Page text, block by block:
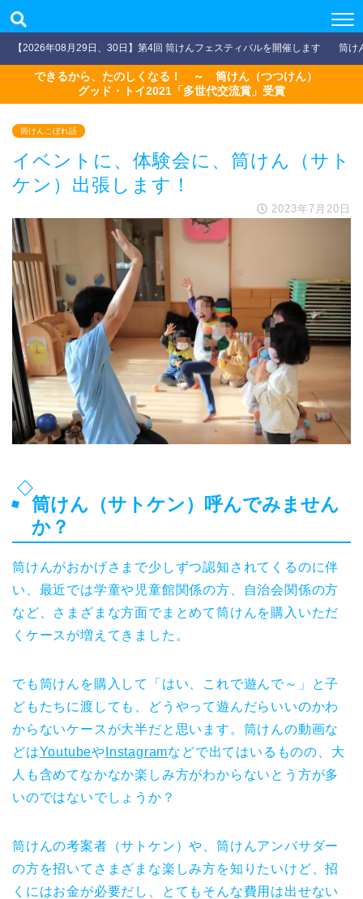
【2026年08月29日、30日】第4回 筒けんフェスティバルを開催します 筒け
できるから、たのしくなる！ ～ 筒けん（つつけん）
グッド・トイ2021「多世代交流賞」受賞
筒けんこぼれ話
イベントに、体験会に、筒けん（サト
ケン）出張します！
2023年7月20日
筒けん（サトケン）呼んでみません
か？
筒けんがおかげさまで少しずつ認知されてくるのに伴
い、最近では学童や児童館関係の方、自治会関係の方
など、さまざまな方面でまとめて筒けんを購入いただ
くケースが増えてきました。
でも筒けんを購入して「はい、これで遊んで～」と子
どもたちに渡しても、どうやって遊んだらいいのかわ
からないケースが大半だと思います。筒けんの動画な
どはYoutubeや Instagramなどで出てはいるものの、大
人も含めてなかなか楽しみ方がわからないとう方が多
いのではないでしょうか？
筒けんの考案者（サトケン）や、筒けんアンバサダー
の方を招いてさまざまな楽しみ方を知りたいけど、招
くにはお金が必要だし、とてもそんな費用は出せない